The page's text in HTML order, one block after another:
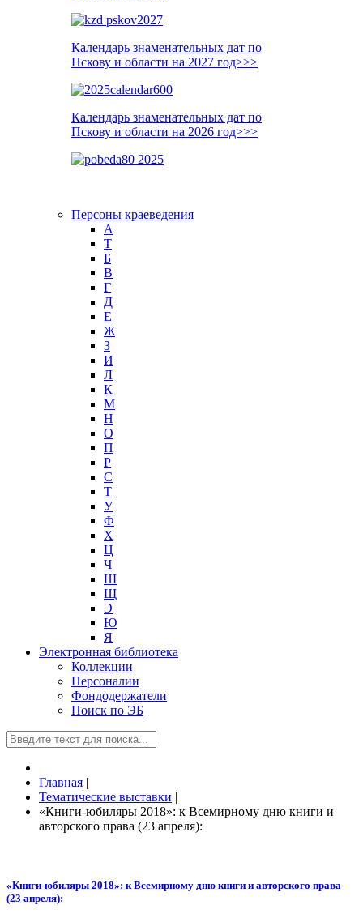
Календарь знаменательных дат по
Пскову и области на 2027 год>>>
Календарь знаменательных дат по
Пскову и области на 2026 год>>>
Персоны краеведения
А
T
Б
В
Г
Д
Е
Ж
З
И
Л
К
М
Н
О
П
Р
С
Т
У
Ф
Х
Ц
Ч
Ш
Щ
Э
Ю
Я
Электронная библиотека
Коллекции
Персоналии
Фондодержатели
Поиск по ЭБ
Главная |
Тематические выставки |
«Книги-юбиляры 2018»: к Всемирному дню книги и
авторского права (23 апреля):
«Книги-юбиляры 2018»: к Всемирному дню книги и авторского права
(23 апреля):